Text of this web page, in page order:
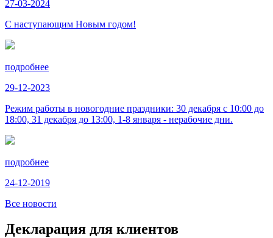
27-03-2024
С наступающим Новым годом!
подробнее
29-12-2023
Режим работы в новогодние праздники: 30 декабря с 10:00 до
18:00, 31 декабря до 13:00, 1-8 января - нерабочие дни.
подробнее
24-12-2019
Все новости
Декларация для клиентов